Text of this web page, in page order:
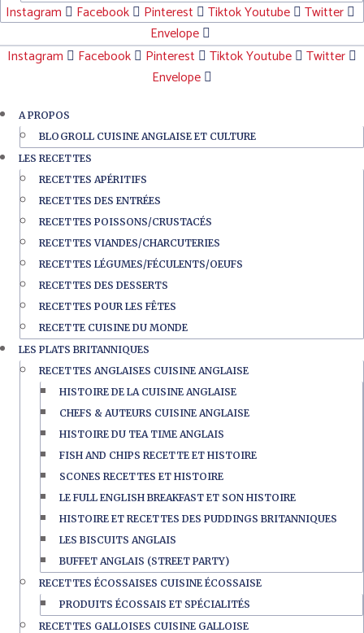
Instagram Facebook Pinterest TiktokYoutube
Twitter
Envelope
Instagram
Facebook Pinterest TiktokYoutube
Twitter
Envelope
A PROPOS
BLOGROLL CUISINE ANGLAISE ET CULTURE
LES RECETTES
RECETTES APÉRITIFS
RECETTES DES ENTRÉES
RECETTES POISSONS/CRUSTACÉS
RECETTES VIANDES/CHARCUTERIES
RECETTES LÉGUMES/FÉCULENTS/OEUFS
RECETTES DES DESSERTS
RECETTES POUR LES FÊTES
RECETTE CUISINE DU MONDE
LES PLATS BRITANNIQUES
RECETTES ANGLAISES CUISINE ANGLAISE
HISTOIRE DE LA CUISINE ANGLAISE
CHEFS & AUTEURS CUISINE ANGLAISE
HISTOIRE DU TEA TIME ANGLAIS
FISH AND CHIPS RECETTE ET HISTOIRE
SCONES RECETTES ET HISTOIRE
LE FULL ENGLISH BREAKFAST ET SON HISTOIRE
HISTOIRE ET RECETTES DES PUDDINGS BRITANNIQUES
LES BISCUITS ANGLAIS
BUFFET ANGLAIS (STREET PARTY)
RECETTES ÉCOSSAISES CUISINE ÉCOSSAISE
PRODUITS ÉCOSSAIS ET SPÉCIALITÉS
RECETTES GALLOISES CUISINE GALLOISE